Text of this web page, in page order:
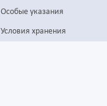
Особые указания
Условия хранения